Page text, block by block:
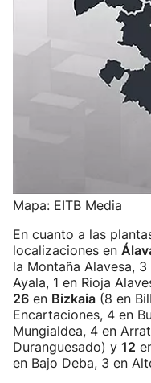
Mapa: EITB Media
En cuanto a las
localizaciones en
la Montaña Alavesa,
Ayala, 1 en Rioja
26 en Bizkaia (8 en
Encartaciones, 4 en
Mungialdea, 4 en
Duranguesado) y 12
en Bajo Deba, 3 en